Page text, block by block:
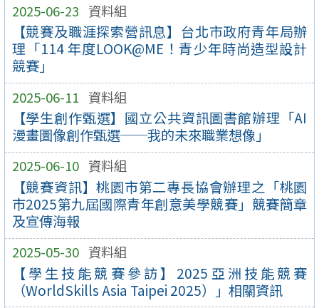
2025-06-23 資料組
【競賽及職涯探索營訊息】台北市政府青年局辦
理「114 年度LOOK@ME！青少年時尚造型設計
競賽」
2025-06-11 資料組
【學生創作甄選】國立公共資訊圖書館辦理「AI
漫畫圖像創作甄選──我的未來職業想像」
2025-06-10 資料組
【競賽資訊】桃園市第二專長協會辦理之「桃園
市2025第九屆國際青年創意美學競賽」競賽簡章
及宣傳海報
2025-05-30 資料組
【學生技能競賽參訪】2025亞洲技能競賽
（WorldSkills Asia Taipei 2025）」相關資訊